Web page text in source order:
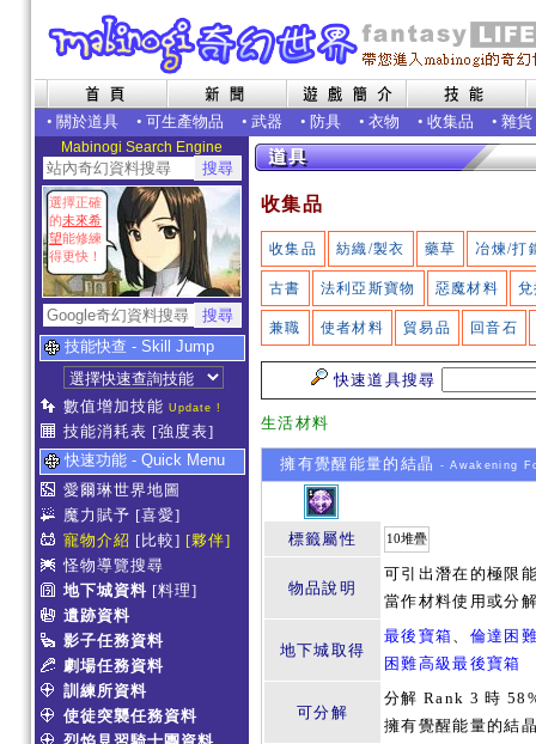
• 關於道具 • 可生產物品 • 武器 • 防具 • 衣物 • 收集品 • 雜貨
Mabinogi Search Engine
選擇正確
的未來希
望能修練
得更快！
技能快查 - Skill Jump
數值增加技能 Update !
技能消耗表 [強度表]
快速功能 - Quick Menu
愛爾琳世界地圖
魔力賦予 [喜愛]
寵物介紹 [比較] [夥伴]
怪物導覽搜尋
地下城資料 [料理]
遺跡資料
影子任務資料
劇場任務資料
訓練所資料
使徒突襲任務資料
收集品
收集品 紡織/製衣 藥草 冶煉/打
古書 法利亞斯寶物 惡魔材料
兼職 使者材料 貿易品 回音石
快速道具搜尋
生活材料
擁有覺醒能量的結晶 - Awakening
標籤屬性 10堆疊
物品說明
可引出潛在的極限
當作材料使用或分
地下城取得
最後寶箱、 倫達困
困難高級最後寶箱
可分解
分解 Rank 3 時
擁有覺醒能量的結